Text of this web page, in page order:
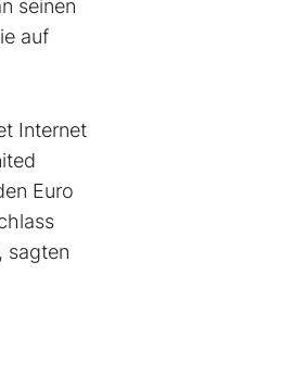
seinen
auf
Internet
Euro
sagten